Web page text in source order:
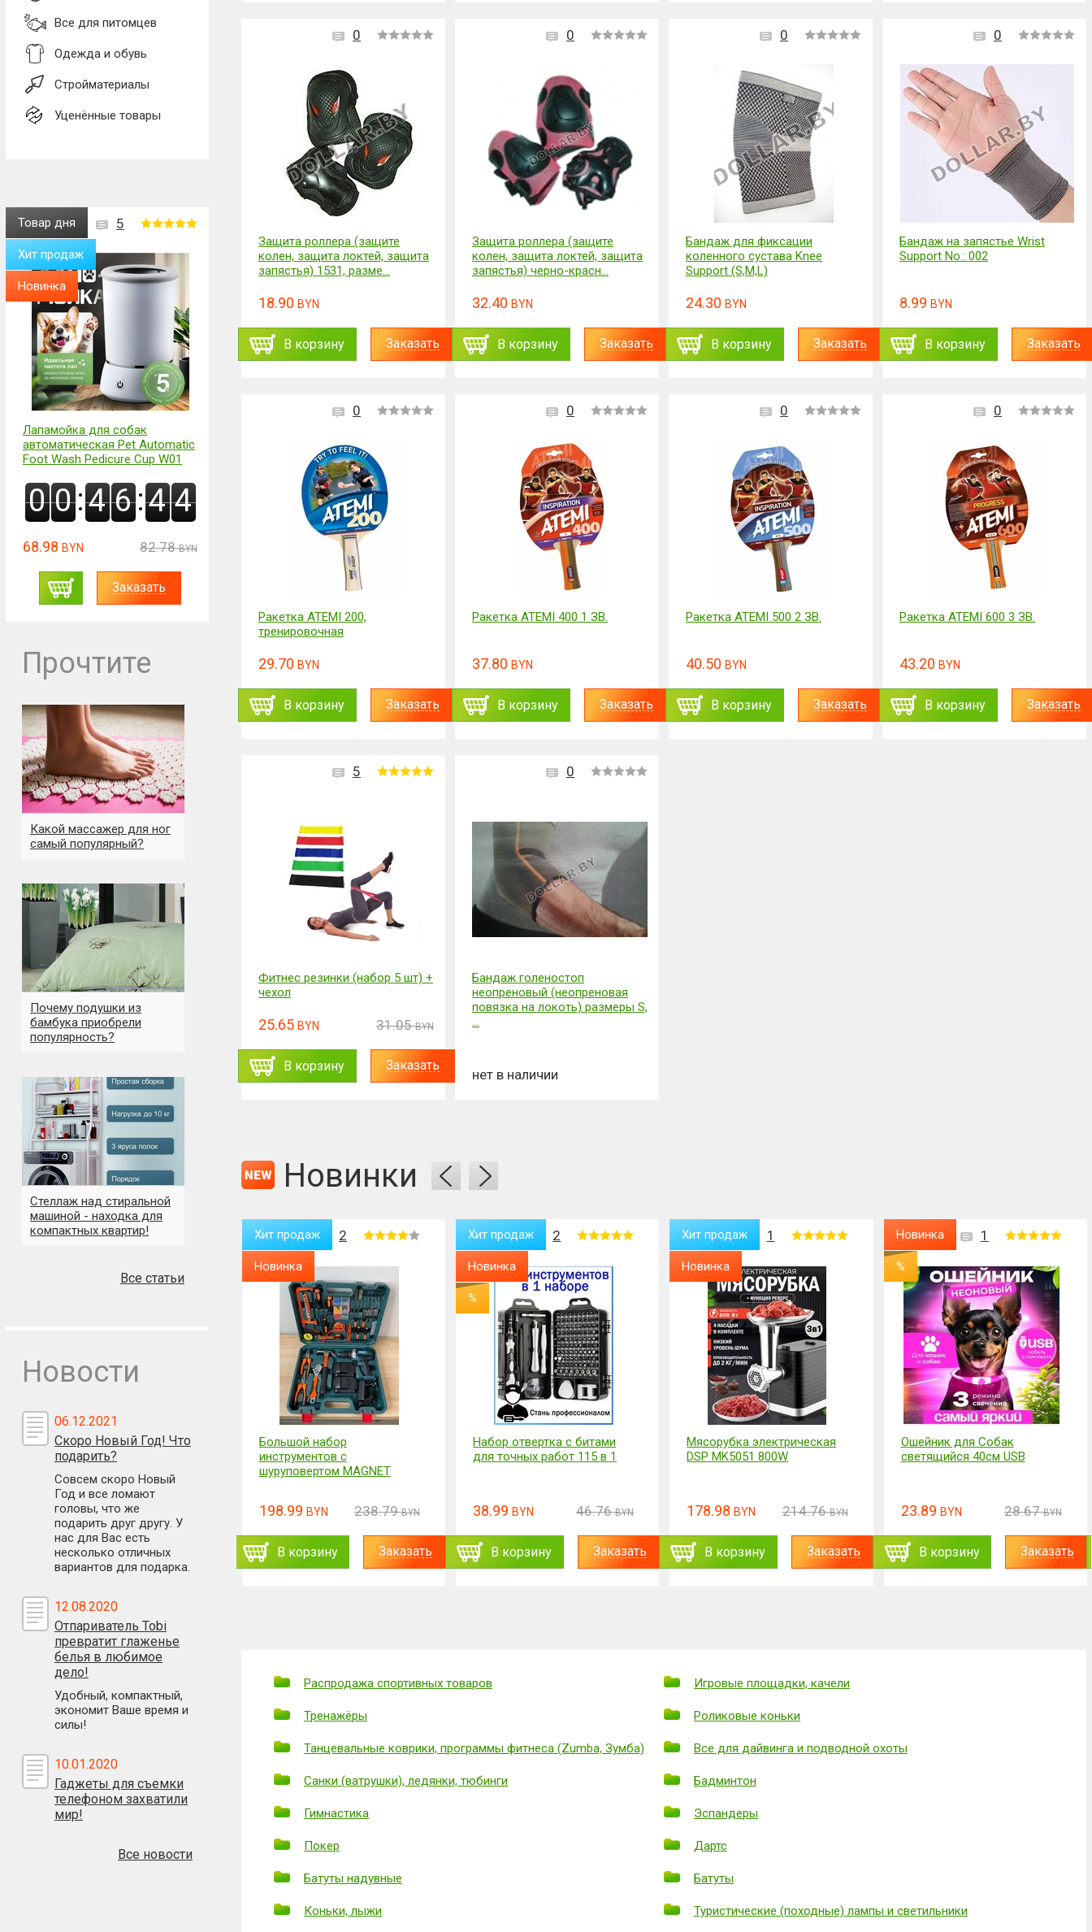
Все для питомцев
Одежда и обувь
Стройматериалы
Уценённые товары
5
Товар дня
Хит продаж
Новинка
Лапамойка для собак
автоматическая Pet Automatic
Foot Wash Pedicure Cup W01
0 0:4 6:4 3
68.98 BYN 82.78 BYN
Заказать
Прочтите
Какой массажер для ног
самый популярный?
Почему подушки из
бамбука приобрели
популярность?
Стеллаж над стиральной
машиной - находка для
компактных квартир!
Все статьи
Новости
06.12.2021
Скоро Новый Год! Что
подарить?
Совсем скоро Новый
Год и все ломают
головы, что же
подарить друг другу. У
нас для Вас есть
несколько отличных
вариантов для подарка.
12.08.2020
Отпариватель Tobi
превратит глаженье
белья в любимое
дело!
Удобный, компактный,
экономит Ваше время и
силы!
10.01.2020
Гаджеты для съемки
телефоном захватили
мир!
Все новости
0
Защита роллера (защите
колен, защита локтей, защита
запястья) 1531, разме...
18.90 BYN
В корзину Заказать
0
Защита роллера (защите
колен, защита локтей, защита
запястья) черно-красн...
32.40 BYN
В корзину Заказать
0
Бандаж для фиксации
коленного сустава Knee
Support (S,M,L)
24.30 BYN
В корзину Заказать
0
Бандаж на запястье Wrist
Support No.: 002
8.99 BYN
В корзину Заказать
0
Ракетка ATEMI 200,
тренировочная
29.70 BYN
В корзину Заказать
0
Ракетка ATEMI 400 1 ЗВ.
37.80 BYN
В корзину Заказать
0
Ракетка ATEMI 500 2 ЗВ.
40.50 BYN
В корзину Заказать
0
Ракетка ATEMI 600 3 ЗВ.
43.20 BYN
В корзину Заказать
5
Фитнес резинки (набор 5 шт) +
чехол
25.65 BYN 31.05 BYN
В корзину Заказать
0
Бандаж голеностоп
неопреновый (неопреновая
повязка на локоть) размеры S,
...
нет в наличии
Новинки
2
Хит продаж
Видеорегистратор + камера
заднего вида VIDEO
CARDVR FULL HD 1080P
68.98BYN
В корзину Заказать
2
Хит продаж
Новинка
Большой набор
инструментов с
шуруповертом MAGNET
198.99 BYN 238.79 BYN
В корзину Заказать
2
Хит продаж
Новинка
%
Набор отвертка с битами
для точных работ 115 в 1
38.99 BYN 46.76 BYN
В корзину Заказать
1
Хит продаж
Новинка
Мясорубка электрическая
DSP MK5051 800W
178.98BYN 214.76 BYN
В корзину Заказать
1
Новинка
%
Ошейник для Собак
светящийся 40см USB
23.89 BYN 28.67 BYN
В корзину Заказать
Распродажа спортивных товаров Игровые площадки, качели
Тренажёры Роликовые коньки
Танцевальные коврики, программы фитнеса (Zumba, Зумба) Все для дайвинга и подводной охоты
Санки (ватрушки), ледянки, тюбинги Бадминтон
Гимнастика Эспандеры
Покер Дартс
Батуты надувные Батуты
Коньки, лыжи Туристические (походные) лампы и светильники